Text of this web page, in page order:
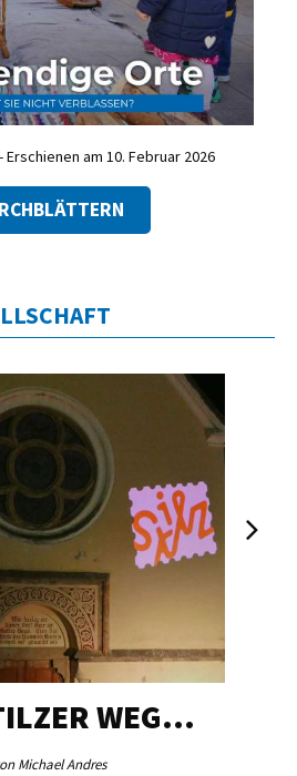
Erschienen am 10. Februar 2026
WEG…
Michael Andres